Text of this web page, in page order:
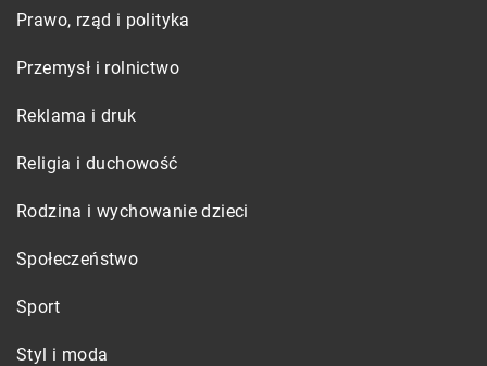
Prawo, rząd i polityka
Przemysł i rolnictwo
Reklama i druk
Religia i duchowość
Rodzina i wychowanie dzieci
Społeczeństwo
Sport
Styl i moda